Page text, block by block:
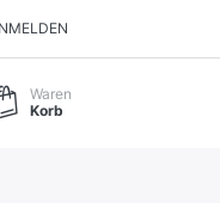
Waren
Korb